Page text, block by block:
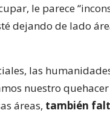
le parece
dejando de lado
las
nuestro
áreas, también